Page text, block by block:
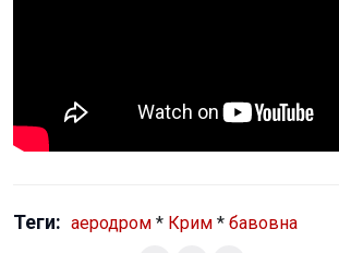
Теги: аеродром * Крим * бавовна